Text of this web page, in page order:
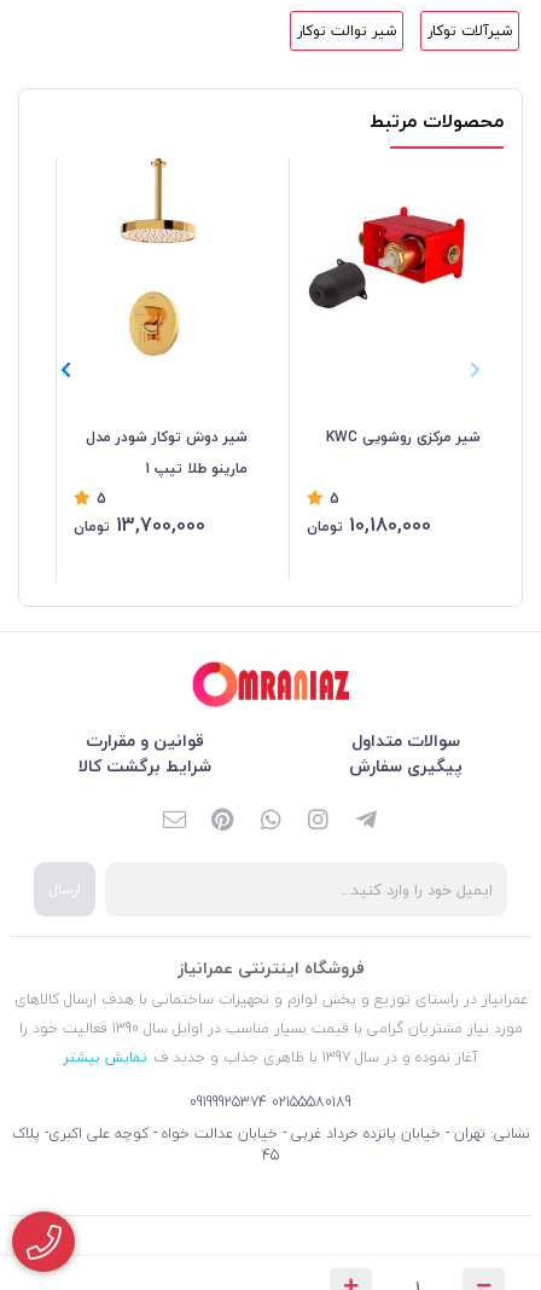
شیرآلات توکار شیر توالت توکار
محصولات مرتبط
شیر مرکزی روشویی KWC
5
10,180,000 تومان
شیر دوش توکار شودر مدل
مارینو طلا تیپ 1
5
13,700,000 تومان
سوالات متداول
قوانین و مقرارت
پیگیری سفارش
شرایط برگشت کالا
ارسال
فروشگاه اینترنتی عمرانیاز
عمرانیاز در راستای توزیع و پخش لوازم و تجهیزات ساختمانی با هدف ارسال کالاهای
مورد نیاز مشتریان گرامی با قیمت بسیار مناسب در اوایل سال 1390 فعالیت خود را
آغاز نموده و در سال 1397 با ظاهری جذاب و جدید ف
نمایش بیشتر
02155580189
09199925374
نشانی: تهران - خیابان پانزده خرداد غربی - خیابان عدالت خواه - کوچه علی اکبری- پلاک
45